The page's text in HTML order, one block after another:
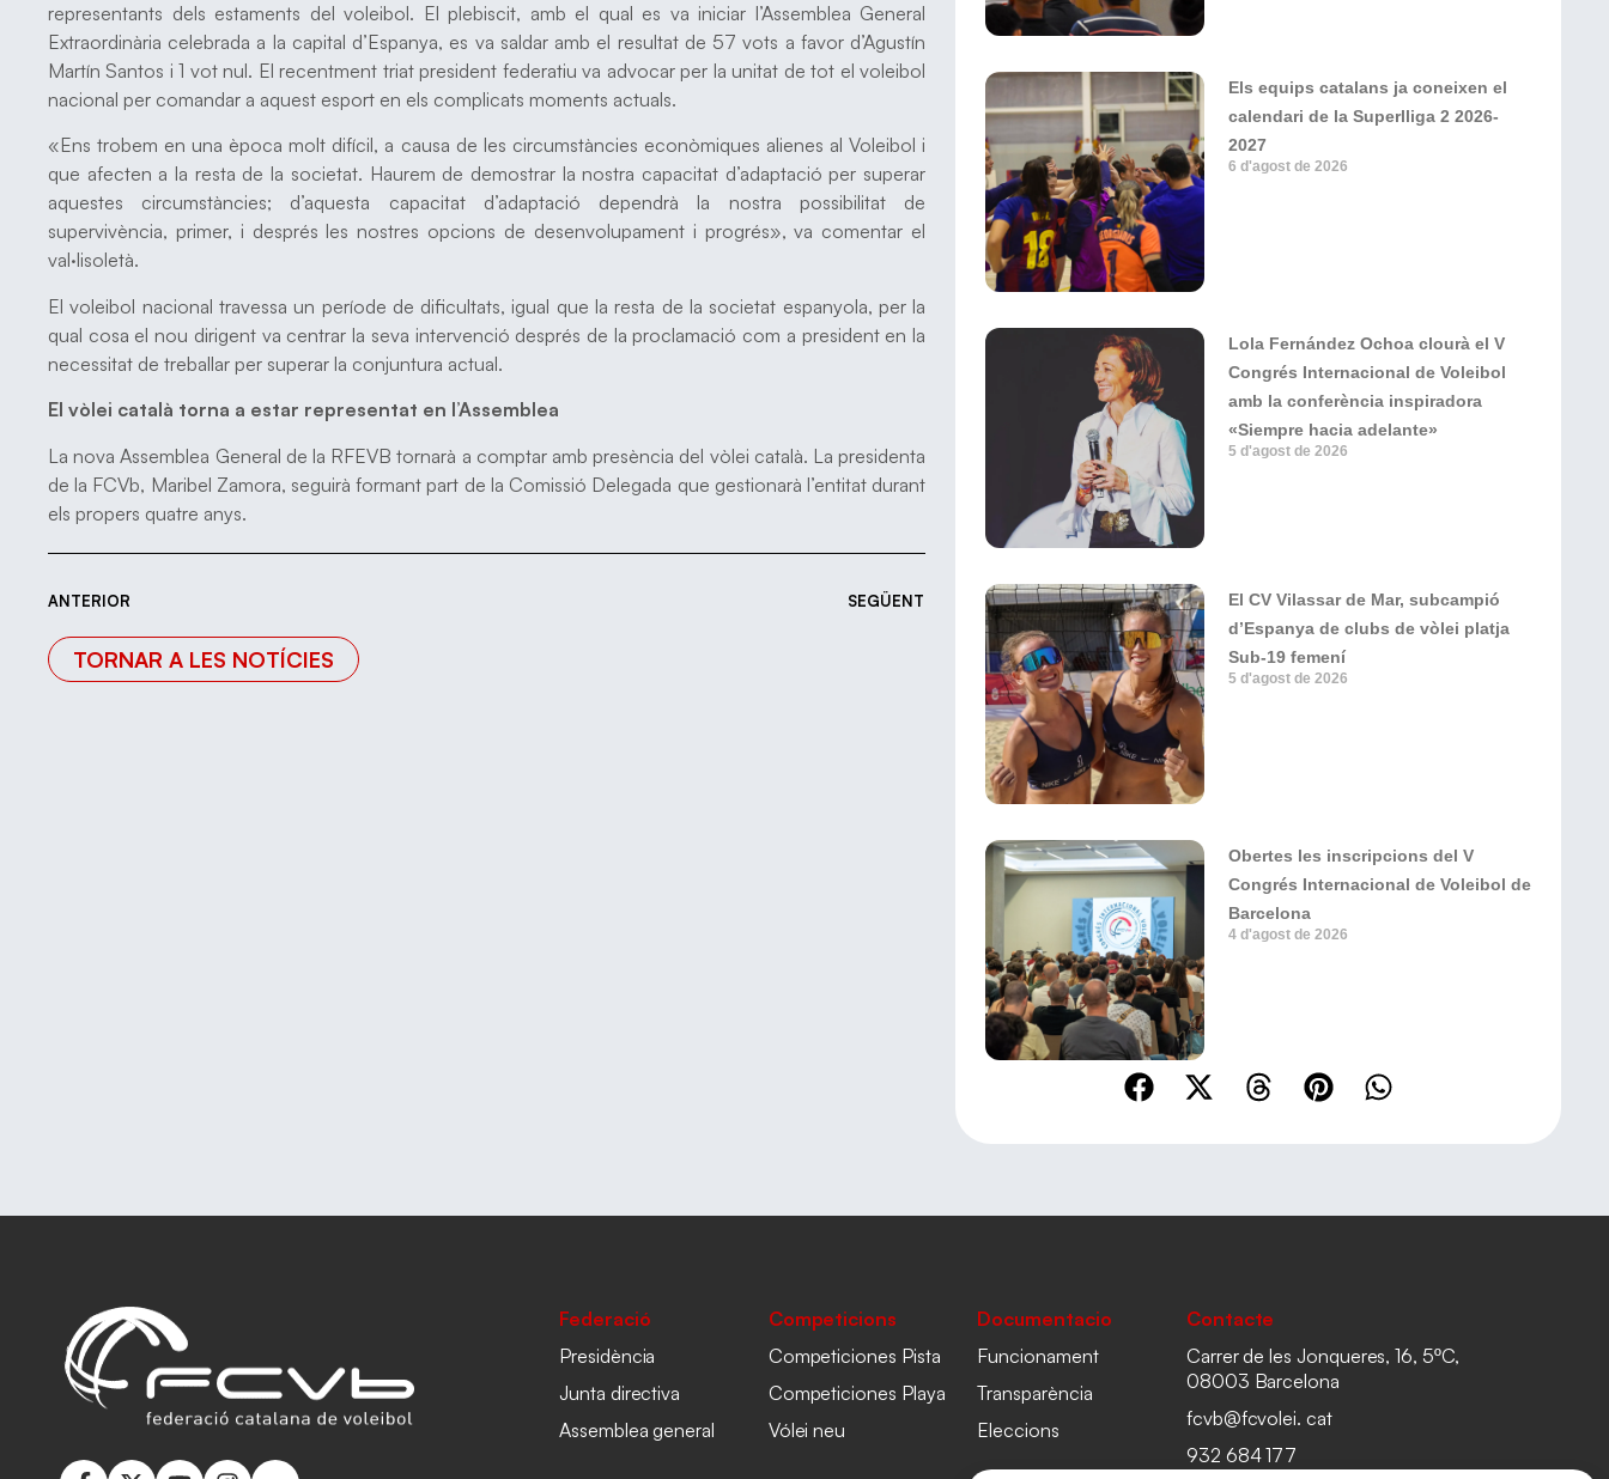
representants dels estaments del voleibol. El plebiscit, amb el qual es va iniciar l’Assemblea General
Extraordinària celebrada a la capital d’Espanya, es va saldar amb el resultat de 57 vots a favor d’Agustín
Martín Santos i 1 vot nul. El recentment triat president federatiu va advocar per la unitat de tot el voleibol
nacional per comandar a aquest esport en els complicats moments actuals.
«Ens trobem en una època molt difícil, a causa de les circumstàncies econòmiques alienes al Voleibol i
que afecten a la resta de la societat. Haurem de demostrar la nostra capacitat d’adaptació per superar
aquestes circumstàncies; d’aquesta capacitat d’adaptació dependrà la nostra possibilitat de
supervivència, primer, i després les nostres opcions de desenvolupament i progrés», va comentar el
val·lisoletà.
El voleibol nacional travessa un període de dificultats, igual que la resta de la societat espanyola, per la
qual cosa el nou dirigent va centrar la seva intervenció després de la proclamació com a president en la
necessitat de treballar per superar la conjuntura actual.
El vòlei català torna a estar representat en l’Assemblea
La nova Assemblea General de la RFEVB tornarà a comptar amb presència del vòlei català. La presidenta
de la FCVb, Maribel Zamora, seguirà formant part de la Comissió Delegada que gestionarà l’entitat durant
els propers quatre anys.
ANTERIOR SEGÜENT
TORNAR A LES NOTÍCIES
Els equips catalans ja coneixen el
calendari de la Superlliga 2 2026-
2027
6 d'agost de 2026
Lola Fernández Ochoa clourà el V
Congrés Internacional de Voleibol
amb la conferència inspiradora
«Siempre hacia adelante»
5 d'agost de 2026
El CV Vilassar de Mar, subcampió
d’Espanya de clubs de vòlei platja
Sub-19 femení
5 d'agost de 2026
Obertes les inscripcions del V
Congrés Internacional de Voleibol de
Barcelona
4 d'agost de 2026
Federació
Presidència
Junta directiva
Assemblea general
Competicions
Competiciones Pista
Competiciones Playa
Vólei neu
Documentacio
Funcionament
Transparència
Eleccions
Contacte
Carrer de les Jonqueres, 16, 5ºC,
08003 Barcelona
fcvb@fcvolei. cat
932 684 177